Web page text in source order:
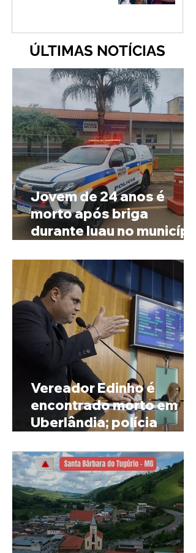
ÚLTIMAS NOTÍCIAS
Jovem de 24 anos é
morto após briga
durante luau no município
Vereador Edinho é
encontrado morto em
Uberlândia; polícia